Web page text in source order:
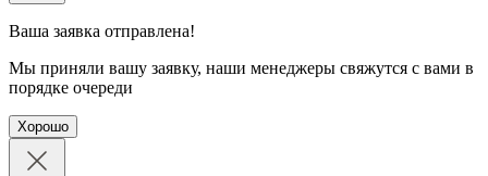
Ваша заявка отправлена!
Мы приняли вашу заявку, наши менеджеры свяжутся с вами в
порядке очереди
Хорошо